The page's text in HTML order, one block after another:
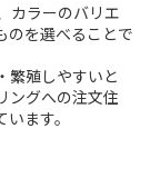
カラーのバリエ
のを選べることで
繁殖しやすいと
ングへの注文住
ます。